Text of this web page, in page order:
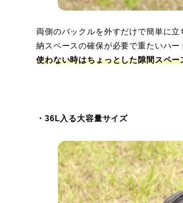
両側のバックルを外すだけで簡単に
納スペースの確保が必要で重たいハ
使わない時はちょっとした隙間スペ
・36L入る大容量サイズ